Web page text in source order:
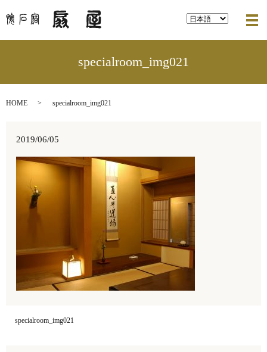
specialroom_img021
HOME specialroom_img021
2019/06/05
specialroom_img021